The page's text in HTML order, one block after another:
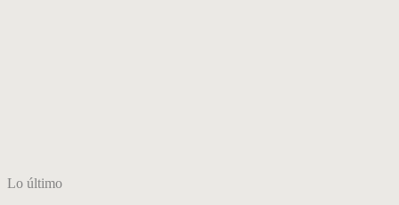
Lo último